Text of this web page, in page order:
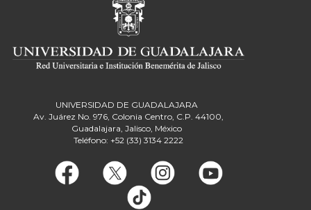
UNIVERSIDAD DE GUADALAJARA
Av. Juárez No. 976, Colonia Centro, C.P. 44100,
Guadalajara, Jalisco, México
Teléfono: +52 (33) 3134 2222